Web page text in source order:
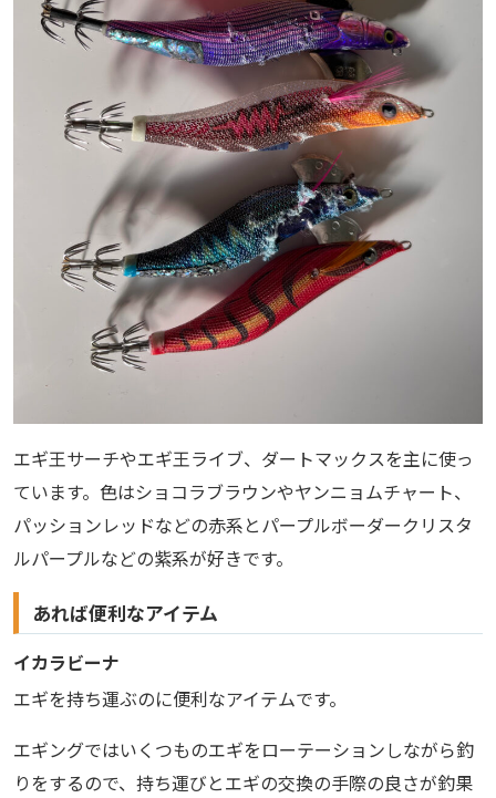
エギ王サーチやエギ王ライブ、ダートマックスを主に使っ
ています。色はショコラブラウンやヤンニョムチャート、
パッションレッドなどの赤系とパープルボーダークリスタ
ルパープルなどの紫系が好きです。
あれば便利なアイテム
イカラビーナ
エギを持ち運ぶのに便利なアイテムです。
エギングではいくつものエギをローテーションしながら釣
りをするので、持ち運びとエギの交換の手際の良さが釣果